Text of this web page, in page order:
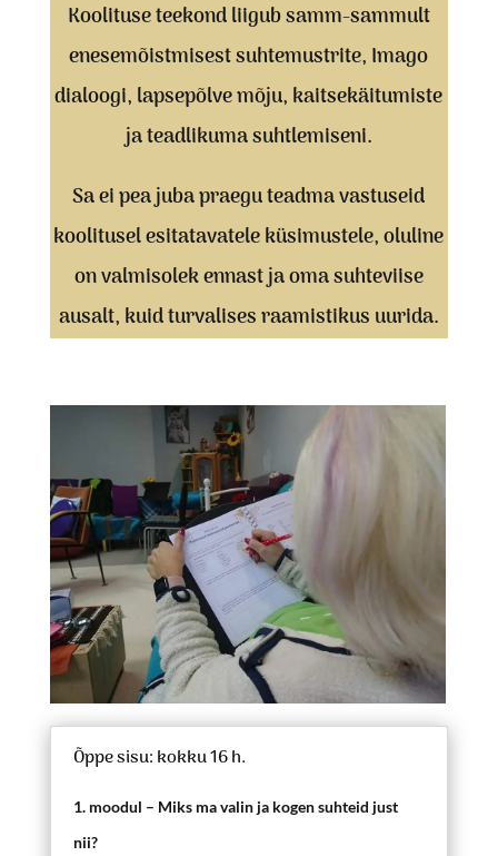
Koolituse teekond liigub samm-sammult
enesemõistmisest suhtemustrite, Imago
dialoogi, lapsepõlve mõju, kaitsekäitumiste
ja teadlikuma suhtlemiseni.
Sa ei pea juba praegu teadma vastuseid
koolitusel esitatavatele küsimustele, oluline
on valmisolek ennast ja oma suhteviise
ausalt, kuid turvalises raamistikus uurida.
Õppe sisu: kokku 16 h.
1. moodul – Miks ma valin ja kogen suhteid just
nii?